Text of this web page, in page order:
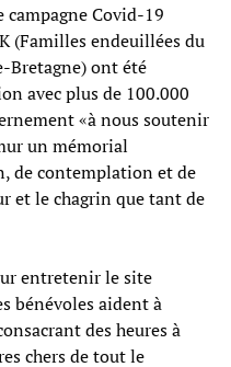
campagne Covid-19
(Familles endeuillées du
Bretagne) ont été
avec plus de 100.000
«à nous soutenir
un mémorial
de contemplation et de
et le chagrin que tant de
entretenir le site
bénévoles aident à
des heures à
chers de tout le